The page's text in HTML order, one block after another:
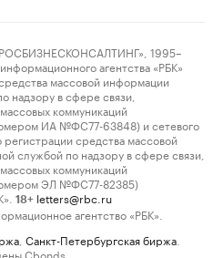
1995–
агентства «РБК»
массовой информации
надзору в сфере связи,
коммуникаций
ИА №ФС77-63848) и сетевого
регистрации средства массовой
службой по надзору в сфере связи,
коммуникаций
ЭЛ №ФС77-82385)
18+ letters@rbc.ru
агентство «РБК».
Санкт-Петербургская биржа
Cbonds.